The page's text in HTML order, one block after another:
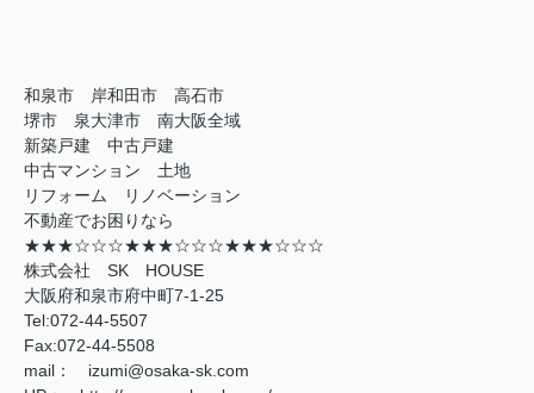
和泉市 岸和田市 高石市
堺市 泉大津市 南大阪全域
新築戸建 中古戸建
中古マンション 土地
リフォーム リノベーション
不動産でお困りなら
★★★☆☆☆★★★☆☆☆★★★☆☆☆
株式会社 SK HOUSE
大阪府和泉市府中町7-1-25
Tel:072-44-5507
Fax:072-44-5508
mail： izumi@osaka-sk.com